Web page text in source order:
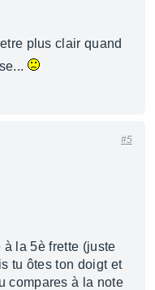
plus clair quand
#5
à la 5è frette (juste
tu ôtes ton doigt et
compares à la note